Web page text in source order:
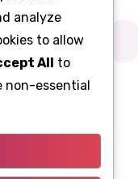
analyze
to allow
All to
non-essential